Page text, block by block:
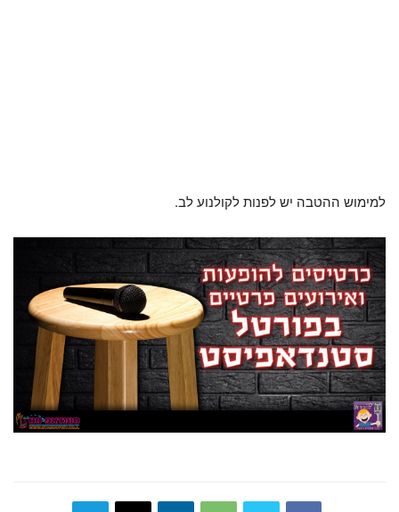
למימוש ההטבה יש לפנות לקולנוע לב.